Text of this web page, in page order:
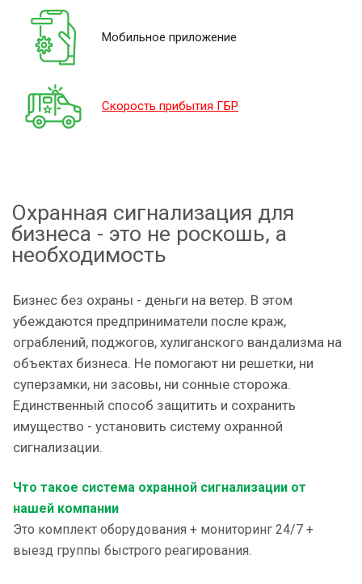
Мобильное приложение
Скорость прибытия ГБР
Охранная сигнализация для
бизнеса - это не роскошь, а
необходимость
Бизнес без охраны - деньги на ветер. В этом
убеждаются предприниматели после краж,
ограблений, поджогов, хулиганского вандализма на
объектах бизнеса. Не помогают ни решетки, ни
суперзамки, ни засовы, ни сонные сторожа.
Единственный способ защитить и сохранить
имущество - установить систему охранной
сигнализации.
Что такое система охранной сигнализации от
нашей компании
Это комплект оборудования + мониторинг 24/7 +
выезд группы быстрого реагирования.